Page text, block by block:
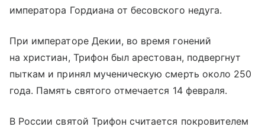
императора Гордиана от бесовского недуга.
При императоре Декии, во время гонений
на христиан, Трифон был арестован, подвергнут
пыткам и принял мученическую смерть около 250
года. Память святого отмечается 14 февраля.
В России святой Трифон считается покровителем